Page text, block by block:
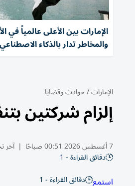
الإمارات بين الأعلى عالمياً في
والمخاطر تدار بالذكاء الاصطناعي
الإمارات/حوادث وقضايا
إلزام شركتين بتنفيذ
7 أغسطس 2026 00:51 صباحًا | آخر
دقائق القراءة - 1
استمع دقائق القراءة - 1